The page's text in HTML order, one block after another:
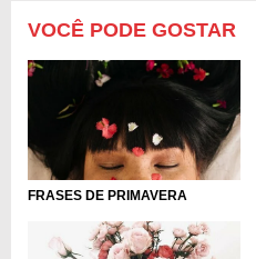
VOCÊ PODE GOSTAR
FRASES DE PRIMAVERA